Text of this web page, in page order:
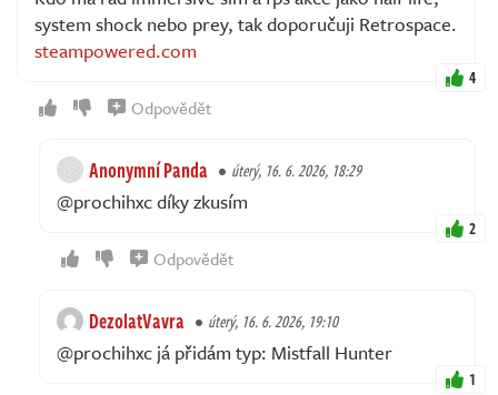
system shock nebo prey, tak doporučuji Retrospace.
steampowered.com
4
Odpovědět
Anonymní Panda úterý, 16. 6. 2026, 18:29
@prochihxc díky zkusím
2
Odpovědět
DezolatVavra úterý, 16. 6. 2026, 19:10
@prochihxc já přidám typ: Mistfall Hunter
1